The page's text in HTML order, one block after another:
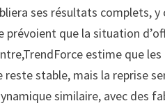
ses résultats complets,
prévoient que la situation
estime que
reste stable, mais la reprise
similaire, avec des